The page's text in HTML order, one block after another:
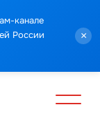
канале
России
×